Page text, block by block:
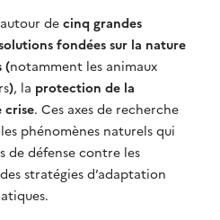
de cinq grandes
fondées sur la nature
(notamment les animaux
), la protection de la
crise. Ces axes de recherche
phénomènes naturels qui
de défense contre les
stratégies d’adaptation